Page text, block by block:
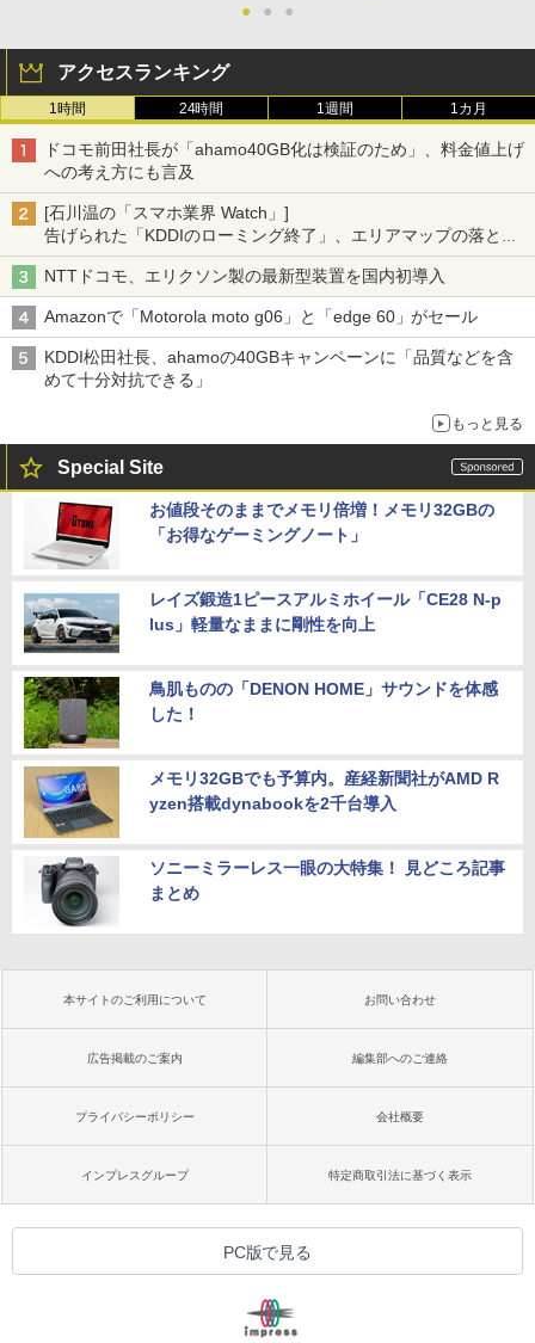
● ● ●
アクセスランキング
1時間 24時間 1週間 1カ月
ドコモ前田社長が「ahamo40GB化は検証のため」、料金値上げ
への考え方にも言及
[石川温の「スマホ業界 Watch」]
告げられた「KDDIのローミング終了」、エリアマップの落とし
穴と楽天モバイルの課題
NTTドコモ、エリクソン製の最新型装置を国内初導入
Amazonで「Motorola moto g06」と「edge 60」がセール
KDDI松田社長、ahamoの40GBキャンペーンに「品質などを含
めて十分対抗できる」
もっと見る
Special Site
お値段そのままでメモリ倍増！メモリ32GBの
「お得なゲーミングノート」
レイズ鍛造1ピースアルミホイール「CE28 N-p
lus」軽量なままに剛性を向上
鳥肌ものの「DENON HOME」サウンドを体感
した！
メモリ32GBでも予算内。産経新聞社がAMD R
yzen搭載dynabookを2千台導入
ソニーミラーレス一眼の大特集！ 見どころ記事
まとめ
本サイトのご利用について お問い合わせ
広告掲載のご案内 編集部へのご連絡
プライバシーポリシー 会社概要
インプレスグループ 特定商取引法に基づく表示
PC版で見る